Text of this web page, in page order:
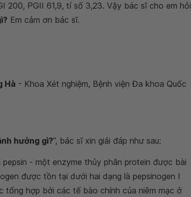
200, PGII 61,9, tỉ số 3,23. Vậy bác sĩ cho em hỏi
Em cảm ơn bác sĩ.
Hà - Khoa Xét nghiệm, Bệnh viện Đa khoa Quốc
hưởng gì?”, bác sĩ xin giải đáp như sau:
- một enzyme thủy phân protein được bài
được tồn tại dưới hai dạng là pepsinogen I
tổng hợp bởi các tế bào chính của niêm mạc ở